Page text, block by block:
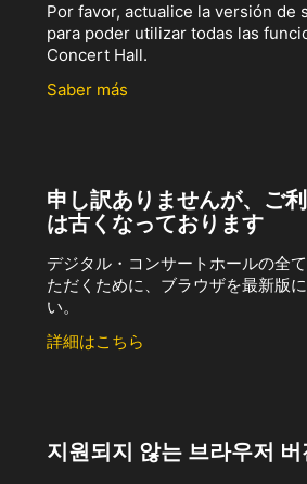
Por favor, actualice la versión de
para poder utilizar todas las
Concert Hall.
Saber más
申し訳ありませんが、ご
は古くなっております
デジタル・コンサートホールの全
ただくために、ブラウザを最新版
い。
詳細はこちら
지원되지 않는 브라우저